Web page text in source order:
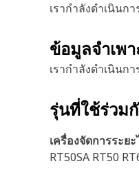
เรากำลังดำเนิน
ข้อมูลจำเพ
เรากำลังดำเนินก
รุ่นที่ใช้ร่วม
เครื่องจัดการระย
RT50SA RT50